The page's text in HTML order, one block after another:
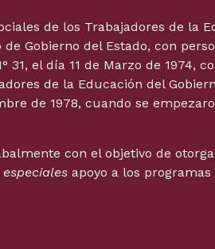
de los Trabajadores de la
Gobierno del Estado, con
31, el día 11 de Marzo de 1974,
de la Educación del
de 1978, cuando se
con el objetivo de
especiales apoyo a los